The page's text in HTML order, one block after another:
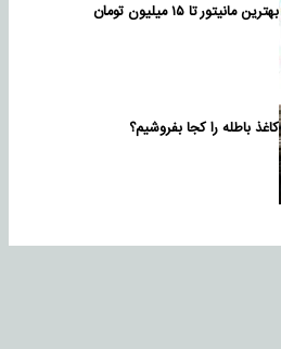
بهترین مانیتور تا ۱۵ میلیون تومان
کاغذ باطله را کجا بفروشیم؟